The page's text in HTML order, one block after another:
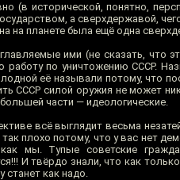
(в исторической, понятно,
а сверхдержавой,
на планете была ещё одна
ими (не сказать, что
работу по уничтожению СССР.
её называли потому, что
СССР силой оружия не может
части — идеологические.
всё выглядит весьма
плохо потому, что у вас нет
как мы. Тупые советские
И твёрдо знали, что как
станет как надо.